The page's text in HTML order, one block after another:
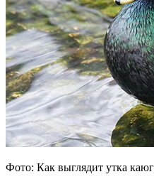
Фото: Как выглядит утка